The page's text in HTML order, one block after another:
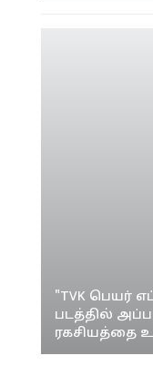
"TVK பெயர்
படத்தில்